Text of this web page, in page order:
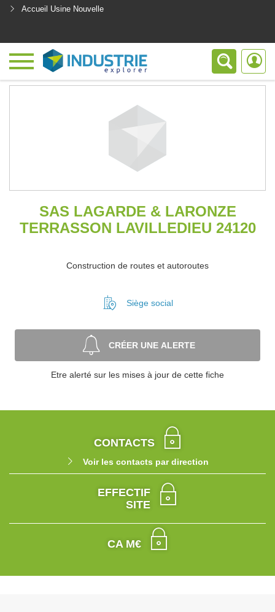
Accueil Usine Nouvelle
SAS LAGARDE & LARONZE
TERRASSON LAVILLEDIEU 24120
Construction de routes et autoroutes
Siège social
CRÉER UNE ALERTE
Etre alerté sur les mises à jour de cette fiche
CONTACTS
Voir les contacts par direction
EFFECTIF
SITE
CA M€